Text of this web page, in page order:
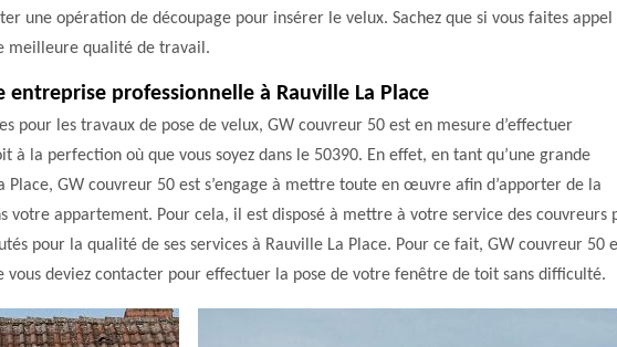
une opération de découpage pour insérer le velux. Sachez que si vous faites appel
meilleure qualité de travail.
entreprise professionnelle à Rauville La Place
pour les travaux de pose de velux, GW couvreur 50 est en mesure d’effectuer
à la perfection où que vous soyez dans le 50390. En effet, en tant qu’une grande
Place, GW couvreur 50 est s’engage à mettre toute en œuvre afin d’apporter de la
votre appartement. Pour cela, il est disposé à mettre à votre service des couvreurs
pour la qualité de ses services à Rauville La Place. Pour ce fait, GW couvreur 50
vous deviez contacter pour effectuer la pose de votre fenêtre de toit sans difficulté.